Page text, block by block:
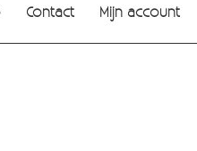
Contact Mijn account